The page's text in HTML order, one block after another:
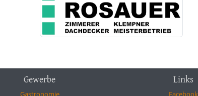
Gewerbe
Gastronomie
Links
Facebook